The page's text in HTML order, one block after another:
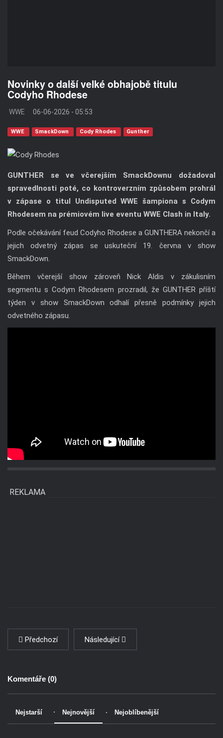
Novinky o další velké obhajobě titulu
Codyho Rhodese
WWE 06-06-2026 - 05:53
WWE SmackDown Cody Rhodes Gunther
GUNTHER se ve včerejším SmackDownu dožadoval
spravedlnosti poté, co kontroverzním způsobem prohrál
v zápase o titul Undisputed WWE šampiona s Codym
Rhodesem na prémiovém live eventu WWE Clash in Italy.
Podle očekávání feud Codyho Rhodese a GUNTHERA nekončí a
jejich odvetný zápas se uskuteční 19. června v show
SmackDown.
Během včerejší show zároveň Nick Aldis v zákulisním
segmentu s Codym Rhodesem prozradil, že GUNTHER příští
týden v show SmackDown odhalí přesně podmínky jejich
odvetného zápasu.
REKLAMA
Předchozí Následující
Komentáře (0)
Nejstarší Nejnovější Nejoblíbenější